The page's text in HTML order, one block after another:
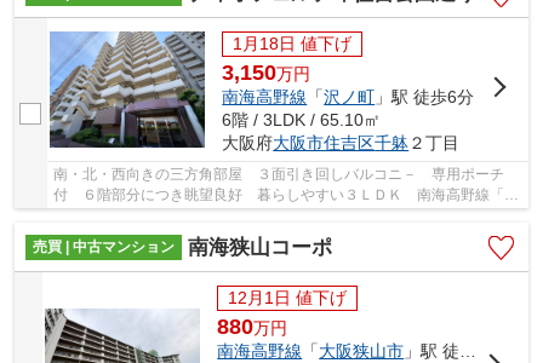
1月18日 値下げ
3,150万円
南海高野線 「沢ノ町 」駅 徒歩6分
6階 / 3LDK / 65.10㎡
大阪府大阪市住吉区千躰２丁目
南・北・西向きの三方角部屋 ３面引き回しバルコニ－ 専用ポーチ
付 ６階部分につき眺望良好 暮らしやすい３ＬＤＫ 南海高野線「沢
売買 | 中古マンション
南海狭山コーポ
12月1日 値下げ
880万円
南海高野線 「大阪狭山市 」駅 徒歩8分